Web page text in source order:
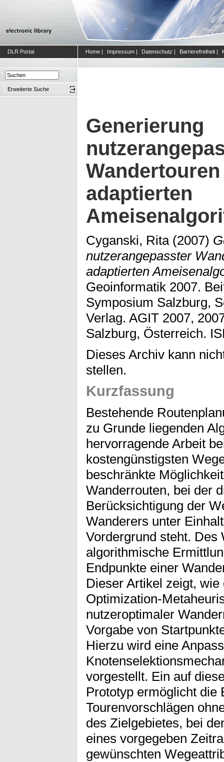
DLR Portal Home | Impressum | Datenschutz | Barrierefreiheit |
Erweiterte Suche
Generierung
adaptierten
Cyganski, Rita(2007)
nutzerangepasster
adaptierten
Geoinformatik 2007.
Symposium Salzburg,
Verlag. AGIT 2007,
Salzburg, Österreich.
Dieses Archiv kann
stellen.
Kurzfassung
Bestehende
zu Grunde liegenden
hervorragende Arbeit
kostengünstigsten
beschränkte
Wanderrouten, bei der
Berücksichtigung der
Wanderers unter
Vordergrund steht. Des
algorithmische
Endpunkte einer
Dieser Artikel zeigt,
Optimization-
nutzeroptimaler
Vorgabe von
Hierzu wird eine
vorgestellt. Ein auf
Prototyp ermöglicht die
Tourenvorschlägen
des Zielgebietes, bei
eines vorgegeben
gewünschten